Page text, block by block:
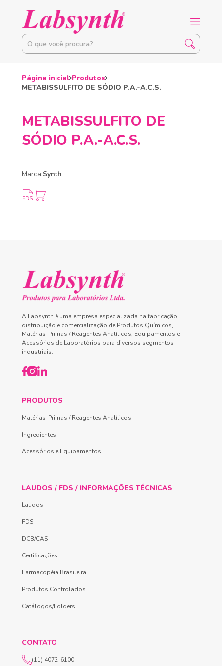
Página inicial Produtos
METABISSULFITO DE SÓDIO P.A.-A.C.S.
METABISSULFITO DE
SÓDIO P.A.-A.C.S.
Marca:Synth
A Labsynth é uma empresa especializada na fabricação,
distribuição e comercialização de Produtos Químicos,
Matérias-Primas / Reagentes Analíticos, Equipamentos e
Acessórios de Laboratórios para diversos segmentos
industriais.
PRODUTOS
Matérias-Primas / Reagentes Analíticos
Ingredientes
Acessórios e Equipamentos
LAUDOS / FDS / INFORMAÇÕES TÉCNICAS
Laudos
FDS
DCB/CAS
Certificações
Farmacopéia Brasileira
Produtos Controlados
Catálogos/Folders
CONTATO
(11) 4072-6100